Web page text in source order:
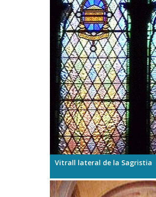
Vitrall lateral de la Sagristia